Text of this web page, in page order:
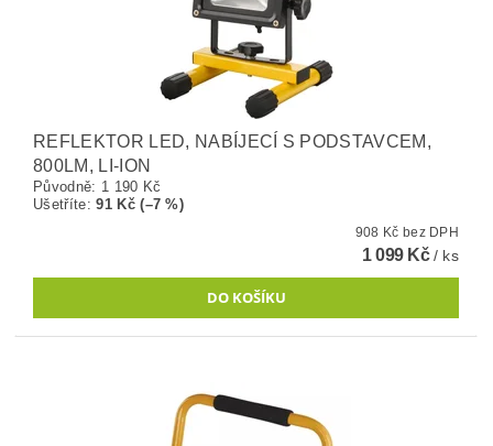
REFLEKTOR LED, NABÍJECÍ S PODSTAVCEM,
800LM, LI-ION
Původně: 1 190 Kč
Ušetříte:91 Kč (–7 %)
908 Kč bez DPH
1 099 Kč/ ks